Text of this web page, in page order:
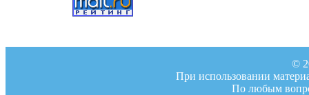
©
При использовании
По любым